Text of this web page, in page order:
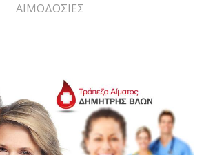
ΑΙΜΟΔΟΣΙΕΣ